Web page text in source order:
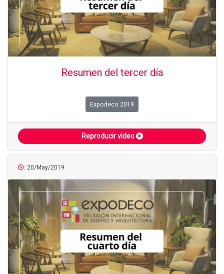
Resumen del tercer día
Expodeco 2019
Reproducir video
: 20/May/2019